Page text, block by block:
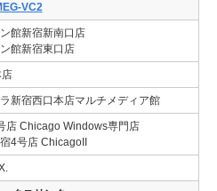
VC2
館新宿新南口店
館新宿東口店
店
新宿西口本店マルチメディア館
店 Chicago Windows専門店
4号店 ChicagoII